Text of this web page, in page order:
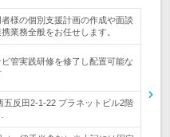
様の個別支援計画の作成や面談
業務全般をお任せします。
管実践研修を修了し配置可能な
反田2-1-22 プラネットビル2階